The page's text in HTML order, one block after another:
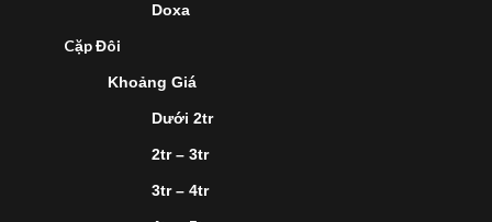
Doxa
Cặp Đôi
Khoảng Giá
Dưới 2tr
2tr – 3tr
3tr – 4tr